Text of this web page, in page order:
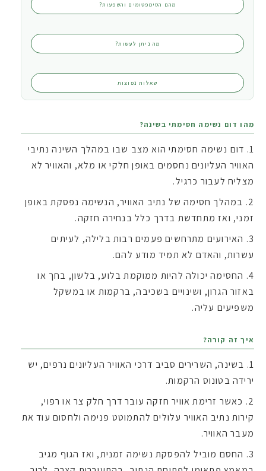
מהם הסימפטומים והשפעות?
מה ניתן לעשות?
שאלות נפוצות
מהו דום נשימה חסימתי בשינה?
דום נשימה חסימתי הוא מצב שבו במהלך השינה נתיבי
האוויר העליונים נחסמים באופן חלקי או מלא, והאוויר לא
מצליח לעבור כרגיל.
במהלך חסימה של נתיב האוויר, הנשימה נפסקת באופן
זמני, ואז מתחדשת בדרך כלל בנחירה חזקה.
האירועים מתרחשים פעמים רבות בלילה, לעיתים
עשרות, והאדם לא תמיד מודע להם.
החסימה יכולה להיות ממוקמת בלוע, בלשון, בחך או
באזור ​הגרון, ושינויים בשכיבה, ברקמות או במשקל
משפיעים עליה.
איך זה קורה?
בשינה, השרירים סביב דרכי האוויר העליונים נרפים, יש
ירידה בטונוס הרקמות.
כאשר זרימת אוויר חזקה עובר דרך חלק צר או רפוי,
קירות נתיב האוויר עלולים להתמוטט פנימה ולחסום עוד את
מעבר האוויר.
החסם מוביל להפסקת נשימה זמנית, ואז הגוף מגיב